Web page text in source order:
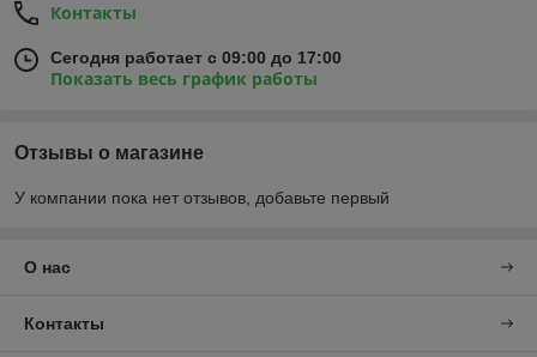
Контакты
Сегодня работает с 09:00 до 17:00
Показать весь график работы
Отзывы о магазине
У компании пока нет отзывов, добавьте первый
О нас
Контакты